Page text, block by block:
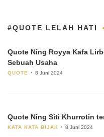
#QUOTE LELAH HATI
Quote Ning Royya Kafa
Sebuah Usaha
QUOTE 8 Juni 2024
Quote Ning Siti Khurrotin
KATA KATA BIJAK 8 Juni 2024